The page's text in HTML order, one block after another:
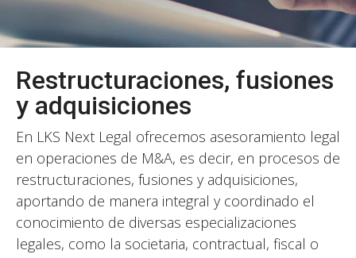
Restructuraciones, fusiones
y adquisiciones
En LKS Next Legal ofrecemos asesoramiento legal
en operaciones de M&A, es decir, en procesos de
restructuraciones, fusiones y adquisiciones,
aportando de manera integral y coordinado el
conocimiento de diversas especializaciones
legales, como la societaria, contractual, fiscal o